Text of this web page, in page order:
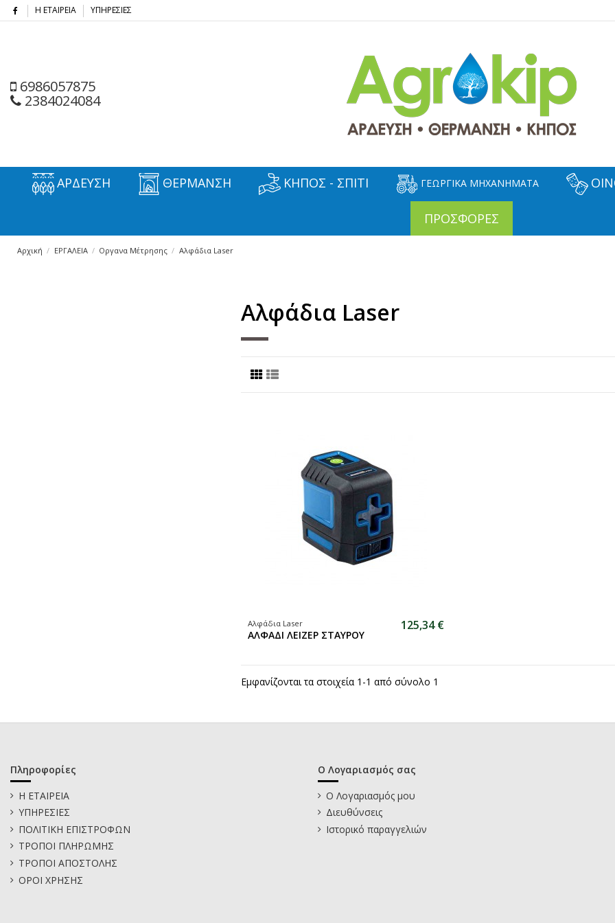
Η ΕΤΑΙΡΕΙΑ ΥΠΗΡΕΣΙΕΣ
6986057875
2384024084
ΑΡΔΕΥΣΗ ΘΕΡΜΑΝΣΗ ΚΗΠΟΣ - ΣΠΙΤΙ ΓΕΩΡΓΙΚΑ ΜΗΧΑΝΗΜΑΤΑ
ΠΡΟΣΦΟΡΕΣ
Αρχική ΕΡΓΑΛΕΙΑ Οργανα Μέτρησης Αλφάδια Laser
Αλφάδια Laser
Αλφάδια Laser
ΑΛΦΑΔΙ ΛΕΙΖΕΡ ΣΤΑΥΡΟΥ
125,34 €
Εμφανίζονται τα στοιχεία 1-1 από σύνολο 1
Πληροφορίες
Η ΕΤΑΙΡΕΙΑ
ΥΠΗΡΕΣΙΕΣ
ΠΟΛΙΤΙΚΗ ΕΠΙΣΤΡΟΦΩΝ
ΤΡΟΠΟΙ ΠΛΗΡΩΜΗΣ
ΤΡΟΠΟΙ ΑΠΟΣΤΟΛΗΣ
ΟΡΟΙ ΧΡΗΣΗΣ
Ο Λογαριασμός σας
Ο Λογαριασμός μου
Διευθύνσεις
Ιστορικό παραγγελιών